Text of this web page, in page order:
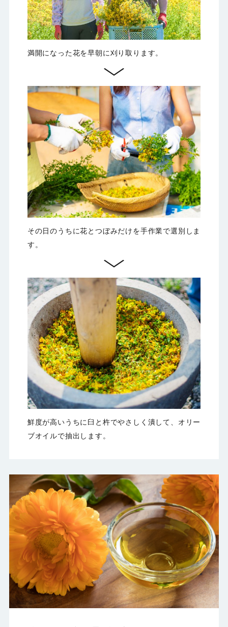
満開になった花を早朝に刈り取ります。
その日のうちに花とつぼみだけを手作業で選別しま
す。
鮮度が高いうちに臼と杵でやさしく潰して、オリー
ブオイルで抽出します。